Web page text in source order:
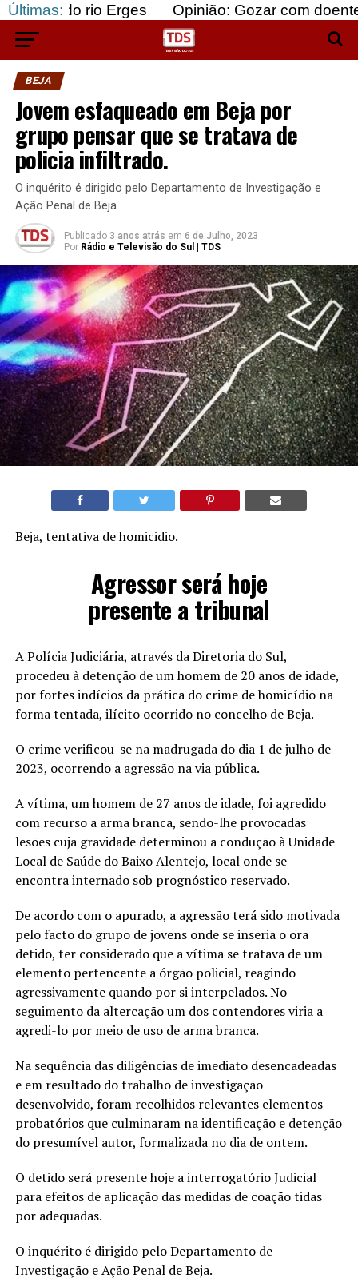
Últimas:
Erges Opinião: Gozar com doentes e
BEJA
Jovem esfaqueado em Beja por
grupo pensar que se tratava de
policia infiltrado.
O inquérito é dirigido pelo Departamento de Investigação e
Ação Penal de Beja.
Publicado 3 anos atrás em 6 de Julho, 2023
Por Rádio e Televisão do Sul | TDS
Beja, tentativa de homicidio.
Agressor será hoje
presente a tribunal
A Polícia Judiciária, através da Diretoria do Sul,
procedeu à detenção de um homem de 20 anos de idade,
por fortes indícios da prática do crime de homicídio na
forma tentada, ilícito ocorrido no concelho de Beja.
O crime verificou-se na madrugada do dia 1 de julho de
2023, ocorrendo a agressão na via pública.
A vítima, um homem de 27 anos de idade, foi agredido
com recurso a arma branca, sendo-lhe provocadas
lesões cuja gravidade determinou a condução à Unidade
Local de Saúde do Baixo Alentejo, local onde se
encontra internado sob prognóstico reservado.
De acordo com o apurado, a agressão terá sido motivada
pelo facto do grupo de jovens onde se inseria o ora
detido, ter considerado que a vítima se tratava de um
elemento pertencente a órgão policial, reagindo
agressivamente quando por si interpelados. No
seguimento da altercação um dos contendores viria a
agredi-lo por meio de uso de arma branca.
Na sequência das diligências de imediato desencadeadas
e em resultado do trabalho de investigação
desenvolvido, foram recolhidos relevantes elementos
probatórios que culminaram na identificação e detenção
do presumível autor, formalizada no dia de ontem.
O detido será presente hoje a interrogatório Judicial
para efeitos de aplicação das medidas de coação tidas
por adequadas.
O inquérito é dirigido pelo Departamento de
Investigação e Ação Penal de Beja.